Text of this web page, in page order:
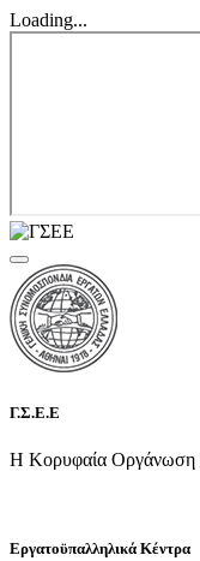
Loading...
Γ.Σ.Ε.Ε
Η Κορυφαία Οργάνωση
Εργατοϋπαλληλικά Κέντρα